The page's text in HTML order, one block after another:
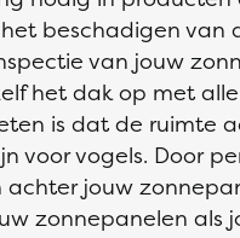
beschadigen van
van jouw
het dak op met alle
is dat de ruimte
voor vogels. Door
achter jouw
zonnepanelen als